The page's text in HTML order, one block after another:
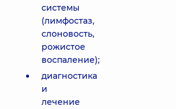
системы
(лимфостаз,
слоновость,
рожистое
воспаление);
диагностика
и
лечение